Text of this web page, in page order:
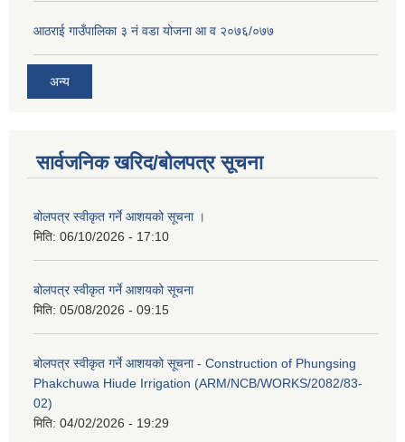
आठराई गाउँपालिका ३ नं वडा योजना आ व २०७६/०७७
अन्य
सार्वजनिक खरिद/बोलपत्र सूचना
बोलपत्र स्वीकृत गर्ने आशयको सूचना ।
मिति: 06/10/2026 - 17:10
बोलपत्र स्वीकृत गर्ने आशयको सूचना
मिति: 05/08/2026 - 09:15
बोलपत्र स्वीकृत गर्ने आशयको सूचना - Construction of Phungsing
Phakchuwa Hiude Irrigation (ARM/NCB/WORKS/2082/83-
02)
मिति: 04/02/2026 - 19:29